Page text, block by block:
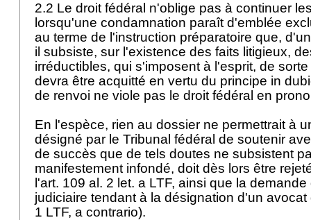
2.2 Le droit fédéral n'oblige pas à continuer
lorsqu'une condamnation paraît d'emblée
au terme de l'instruction préparatoire que,
il subsiste, sur l'existence des faits litigieux,
irréductibles, qui s'imposent à l'esprit, de
devra être acquitté en vertu du principe in
de renvoi ne viole pas le droit fédéral en
En l'espèce, rien au dossier ne permettrait à
désigné par le Tribunal fédéral de soutenir
de succès que de tels doutes ne subsistent
manifestement infondé, doit dès lors être
l'art. 109 al. 2 let. a LTF, ainsi que la
judiciaire tendant à la désignation d'un
1 LTF, a contrario).